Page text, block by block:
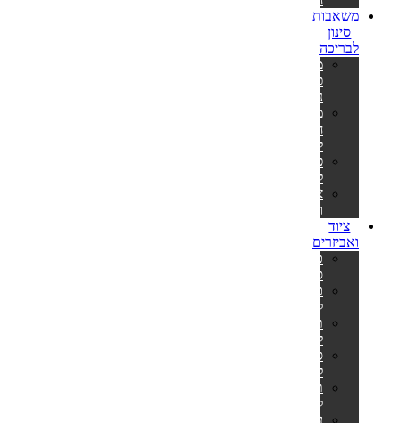
משאבות
סינון
לבריכה
משאבות
פילטר
נייר
משאבות
חול
לבריכה
פילטרים
למשאבות
צינורות
ומתאמים
ציוד
ואביזרים
כיסויים
סולאריים
כיסויים
לבריכה
תחתיות
לבריכה
סולמות
לבריכות
תאורה
לבריכה
ערכות